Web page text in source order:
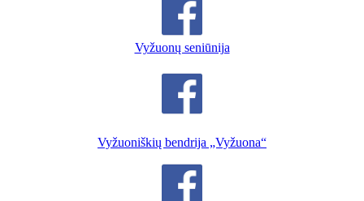
Vyžuonų seniūnija
Vyžuoniškių bendrija „Vyžuona“